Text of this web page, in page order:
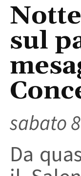
sul
sabato
Da